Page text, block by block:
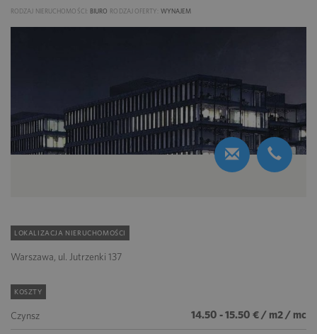
RODZAJ NIERUCHOMOŚCI: BIURO RODZAJ OFERTY: WYNAJEM
LOKALIZACJA NIERUCHOMOŚCI
Warszawa, ul. Jutrzenki 137
KOSZTY
Czynsz 14.50 - 15.50 € / m2 / mc